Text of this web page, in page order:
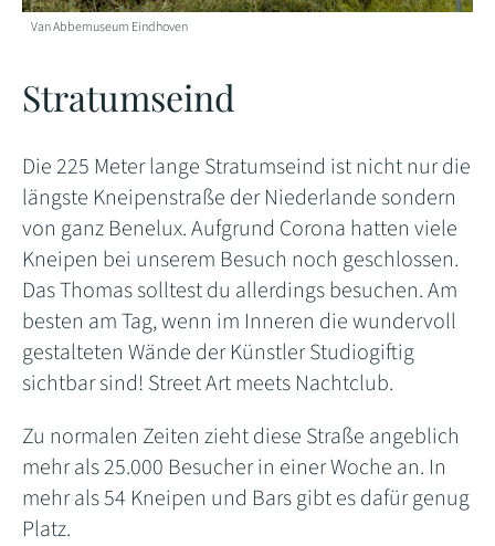
Van Abbemuseum Eindhoven
Stratumseind
Die 225 Meter lange Stratumseind ist nicht nur die
längste Kneipenstraße der Niederlande sondern
von ganz Benelux. Aufgrund Corona hatten viele
Kneipen bei unserem Besuch noch geschlossen.
Das Thomas solltest du allerdings besuchen. Am
besten am Tag, wenn im Inneren die wundervoll
gestalteten Wände der Künstler Studiogiftig
sichtbar sind! Street Art meets Nachtclub.
Zu normalen Zeiten zieht diese Straße angeblich
mehr als 25.000 Besucher in einer Woche an. In
mehr als 54 Kneipen und Bars gibt es dafür genug
Platz.